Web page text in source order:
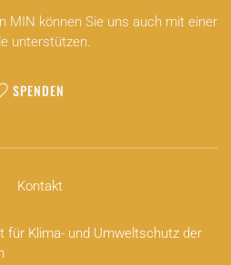
MIN können Sie uns auch mit einer
unterstützen.
SPENDEN
Kontakt
für Klima- und Umweltschutz der